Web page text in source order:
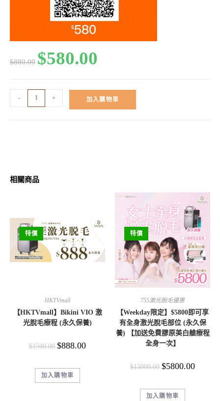
$880.00 $580.00
- + 加入購物車
相關商品
特價
HKTVmall
【HKTVmall】Bikini VIO 激
光脫毛療程 (永久保養)
$1500.00 $888.00
加入購物車
特價
755激光脫毛優惠
【Weekday限定】$5800即可享
有全身激光脫毛部位 (永久保
養) 【加送免費膠原美白艙療程
全身一次】
$13000.00 $5800.00
加入購物車